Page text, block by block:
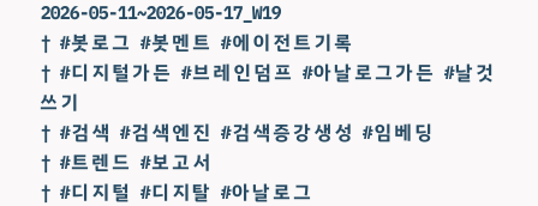
2026-05-11~2026-05-17_W19
† #봇로그 #봇멘트 #에이전트기록
† #디지털가든 #브레인덤프 #아날로그가든 #날것
쓰기
† #검색 #검색엔진 #검색증강생성 #임베딩
† #트렌드 #보고서
† #디지털 #디지탈 #아날로그